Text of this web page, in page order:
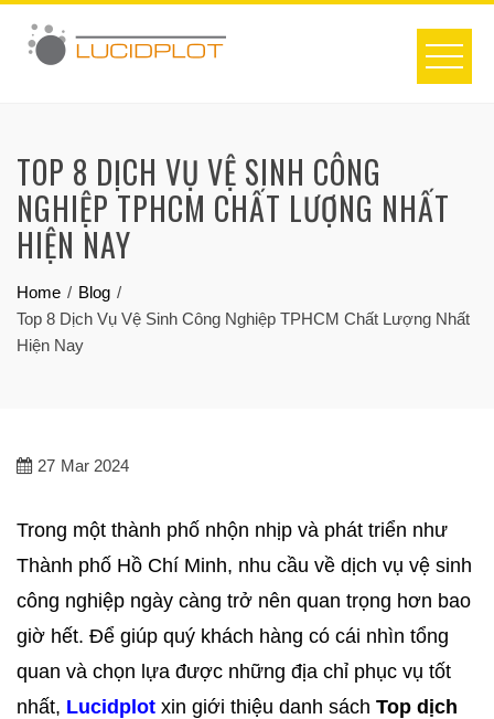
TOP 8 DỊCH VỤ VỆ SINH CÔNG
NGHIỆP TPHCM CHẤT LƯỢNG NHẤT
HIỆN NAY
Home
Blog
Top 8 Dịch Vụ Vệ Sinh Công Nghiệp TPHCM Chất Lượng Nhất
Hiện Nay
27 Mar 2024
Trong một thành phố nhộn nhịp và phát triển như
Thành phố Hồ Chí Minh, nhu cầu về dịch vụ vệ sinh
công nghiệp ngày càng trở nên quan trọng hơn bao
giờ hết. Để giúp quý khách hàng có cái nhìn tổng
quan và chọn lựa được những địa chỉ phục vụ tốt
nhất, Lucidplot xin giới thiệu danh sách Top dịch